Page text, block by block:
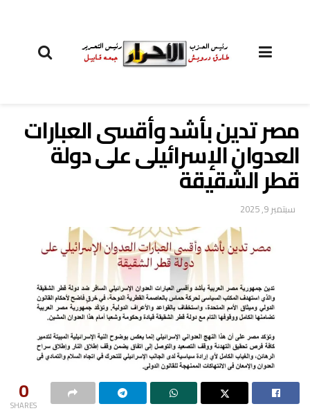
مصر تدين بأشد وأقسى العبارات
العدوان الإسرائيلى على دولة
قطر الشقيقة
سبتمبر 9, 2025
0
SHARES